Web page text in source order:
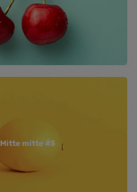
Mitte mitte #5